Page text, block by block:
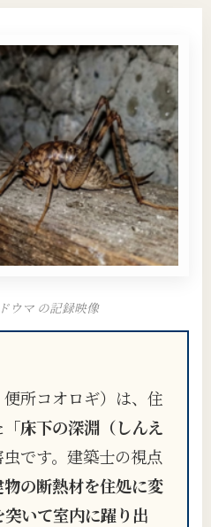
ウマ の記録映像
便所コオロギ）は、住
「床下の深淵（しんえ
です。建築士の視点
物の断熱材を住処に変
いて室内に躍り出